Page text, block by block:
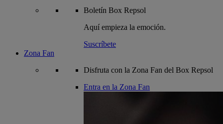
Boletín Box Repsol
Aquí empieza la emoción.
Suscríbete
Zona Fan
Disfruta con la Zona Fan del Box Repsol
Entra en la Zona Fan